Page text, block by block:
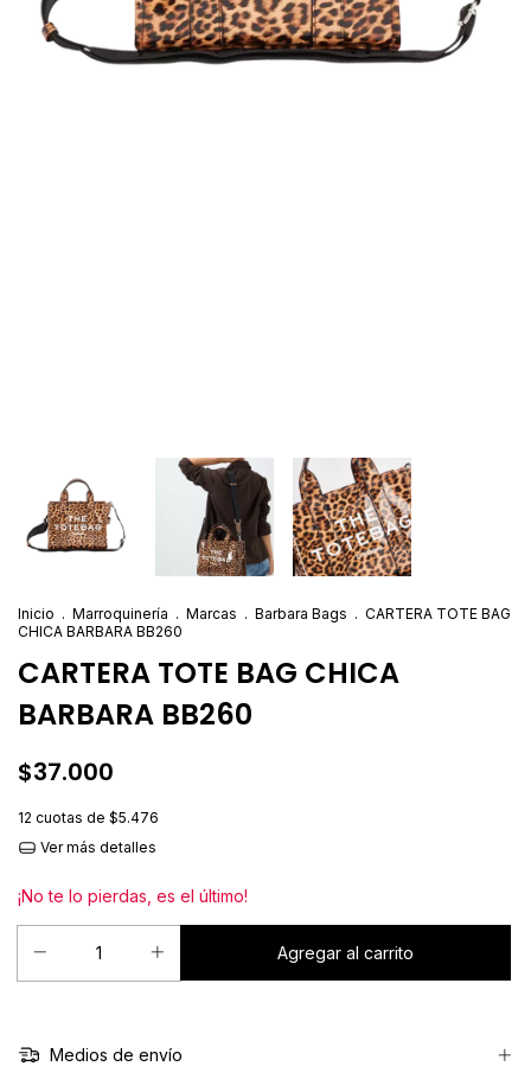
Inicio . Marroquinería . Marcas . Barbara Bags . CARTERA TOTE BAG
CHICA BARBARA BB260
CARTERA TOTE BAG CHICA
BARBARA BB260
$37.000
12 cuotas de $5.476
Ver más detalles
¡No te lo pierdas, es el último!
Medios de envío